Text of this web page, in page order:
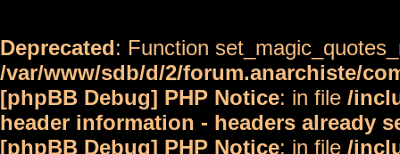
Deprecated: Function
/var/www/sdb/d/2/forum.anarchiste/
[phpBB Debug] PHP Notice: in file /
header information - headers already
[phpBB Debug] PHP Notice: in file /